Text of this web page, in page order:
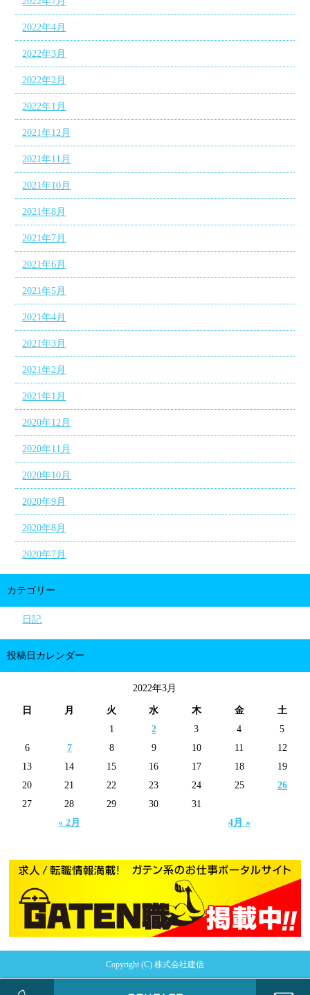
2022年4月
2022年3月
2022年2月
2022年1月
2021年12月
2021年11月
2021年10月
2021年8月
2021年7月
2021年6月
2021年5月
2021年4月
2021年3月
2021年2月
2021年1月
2020年12月
2020年11月
2020年10月
2020年9月
2020年8月
2020年7月
カテゴリー
日記
投稿日カレンダー
2022年3月
日 月 火 水 木 金 土
« 2月 4月 »
1 2 3 4
5
6
7 8 9 10 11
12
13
14 15 16 17 18
19
20
21 22 23 24 25
26
27
28 29 30 31
Copyright (C) 株式会社建信